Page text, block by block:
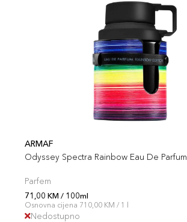
ARMAF
Odyssey Spectra Rainbow Eau De Parfum
Parfem
71,00 KM / 100ml
Osnovna cijena 710,00 KM / 1 l
Nedostupno